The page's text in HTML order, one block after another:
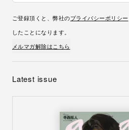
ご登録頂くと、弊社のプライバシーポリシー
したことになります。
メルマガ解除はこちら
Latest issue